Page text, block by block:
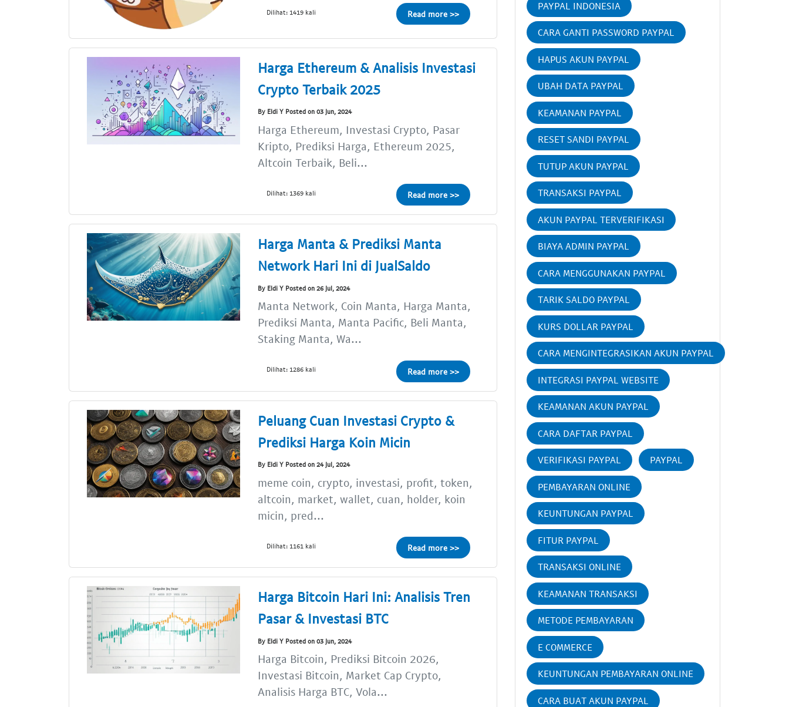
Dilihat: 1419 kali Read more >>
Harga Ethereum & Analisis Investasi
Crypto Terbaik 2025
By Eldi Y Posted on 03 Jun, 2024
Harga Ethereum, Investasi Crypto, Pasar
Kripto, Prediksi Harga, Ethereum 2025,
Altcoin Terbaik, Beli...
Dilihat: 1369 kali Read more >>
Harga Manta & Prediksi Manta
Network Hari Ini di JualSaldo
By Eldi Y Posted on 26 Jul, 2024
Manta Network, Coin Manta, Harga Manta,
Prediksi Manta, Manta Pacific, Beli Manta,
Staking Manta, Wa...
Dilihat: 1286 kali Read more >>
Peluang Cuan Investasi Crypto &
Prediksi Harga Koin Micin
By Eldi Y Posted on 24 Jul, 2024
meme coin, crypto, investasi, profit, token,
altcoin, market, wallet, cuan, holder, koin
micin, pred...
Dilihat: 1161 kali Read more >>
Harga Bitcoin Hari Ini: Analisis Tren
Pasar & Investasi BTC
By Eldi Y Posted on 03 Jun, 2024
Harga Bitcoin, Prediksi Bitcoin 2026,
Investasi Bitcoin, Market Cap Crypto,
Analisis Harga BTC, Vola...
PAYPAL INDONESIA
CARA GANTI PASSWORD PAYPAL
HAPUS AKUN PAYPAL
UBAH DATA PAYPAL
KEAMANAN PAYPAL
RESET SANDI PAYPAL
TUTUP AKUN PAYPAL
TRANSAKSI PAYPAL
AKUN PAYPAL TERVERIFIKASI
BIAYA ADMIN PAYPAL
CARA MENGGUNAKAN PAYPAL
TARIK SALDO PAYPAL
KURS DOLLAR PAYPAL
CARA MENGINTEGRASIKAN AKUN PAYPAL
INTEGRASI PAYPAL WEBSITE
KEAMANAN AKUN PAYPAL
CARA DAFTAR PAYPAL
VERIFIKASI PAYPAL PAYPAL
PEMBAYARAN ONLINE
KEUNTUNGAN PAYPAL
FITUR PAYPAL
TRANSAKSI ONLINE
KEAMANAN TRANSAKSI
METODE PEMBAYARAN
E COMMERCE
KEUNTUNGAN PEMBAYARAN ONLINE
CARA BUAT AKUN PAYPAL